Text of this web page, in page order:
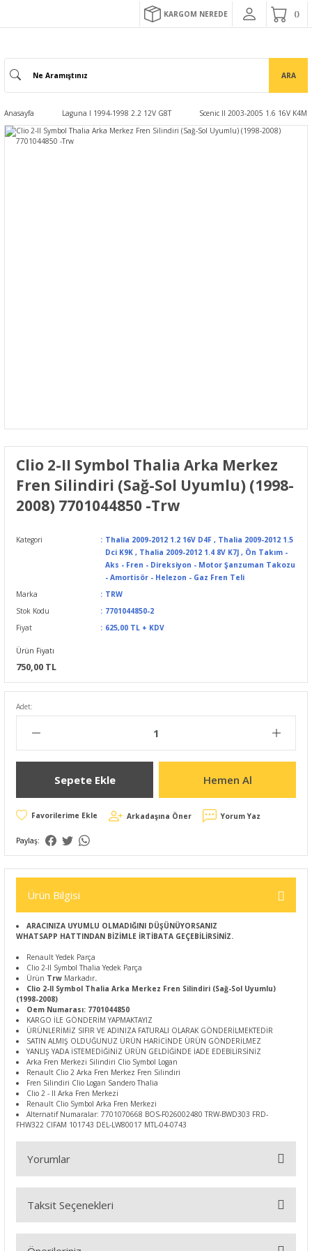
KARGOM NEREDE
ARA
Anasayfa Laguna I 1994-1998 2.2 12V G8T Scenic II 2003-2005 1.6 16V K4M
Clio 2-II Symbol Thalia Arka Merkez
Fren Silindiri (Sağ-Sol Uyumlu) (1998-
2008) 7701044850 -Trw
Kategori Thalia 2009-2012 1.2 16V D4F , Thalia 2009-2012 1.5
Dci K9K , Thalia 2009-2012 1.4 8V K7J , Ön Takım -
Aks - Fren - Direksiyon - Motor Şanzuman Takozu
- Amortisör - Helezon - Gaz Fren Teli
Marka
TRW
Stok Kodu
7701044850-2
Fiyat
625,00 TL + KDV
Ürün Fiyatı
750,00 TL
Adet:
Sepete Ekle Hemen Al
Arkadaşına Öner Yorum Yaz
Paylaş:
Ürün Bilgisi
ARACINIZA UYUMLU OLMADIĞINI DÜŞÜNÜYORSANIZ
WHATSAPP HATTINDAN BİZİMLE İRTİBATA GEÇEBİLİRSİNİZ.
Renault Yedek Parça
Clio 2-II Symbol Thalia Yedek Parça
Ürün Trw Markadır.
Clio 2-II Symbol Thalia Arka Merkez Fren Silindiri (Sağ-Sol Uyumlu)
(1998-2008)
Oem Numarası: 7701044850
KARGO İLE GÖNDERİM YAPMAKTAYIZ
ÜRÜNLERİMİZ SIFIR VE ADINIZA FATURALI OLARAK GÖNDERİLMEKTEDİR
SATIN ALMIŞ OLDUĞUNUZ ÜRÜN HARİCİNDE ÜRÜN GÖNDERİLMEZ
YANLIŞ YADA İSTEMEDİĞİNİZ ÜRÜN GELDİĞİNDE İADE EDEBİLİRSİNİZ
Arka Fren Merkezi Silindiri Clio Symbol Logan
Renault Clio 2 Arka Fren Merkez Fren Silindiri
Fren Silindiri Clio Logan Sandero Thalia
Clio 2 - II Arka Fren Merkezi
Renault Clio Symbol Arka Fren Merkezi
Alternatif Numaralar: 7701070668 BOS-F026002480 TRW-BWD303 FRD-
FHW322 CIFAM 101743 DEL-LW80017 MTL-04-0743
Yorumlar
Bu ürüne ilk yorumu siz yapın!
Taksit Seçenekleri